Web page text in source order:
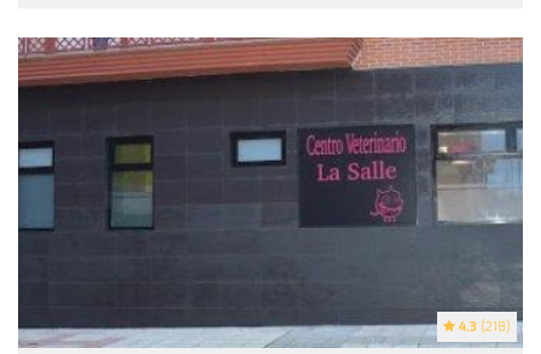
4.3 (218)